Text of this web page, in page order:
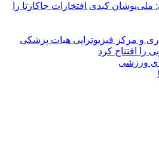
کبدی افتخارات جاکارتا را
و مرکز فیزیوتراپی هیات پزشکی
را افتتاح کرد
ورزشی